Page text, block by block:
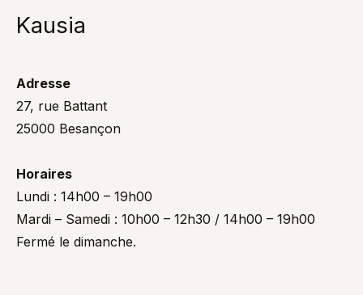
Kausia
Adresse
27, rue Battant
25000 Besançon
Horaires
Lundi : 14h00 – 19h00
Mardi – Samedi : 10h00 – 12h30 / 14h00 – 19h00
Fermé le dimanche.